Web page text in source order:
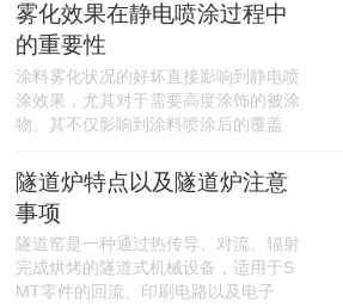
雾化效果在静电喷涂过程中
的重要性
涂料雾化状况的好坏直接影响到静电喷
涂效果，尤其对于需要高度涂饰的被涂
物。其不仅影响到涂料喷涂后的覆盖
隧道炉特点以及隧道炉注意
事项
隧道窑是一种通过热传导、对流、辐射
完成烘烤的隧道式机械设备，适用于S
MT零件的回流、印刷电路以及电子